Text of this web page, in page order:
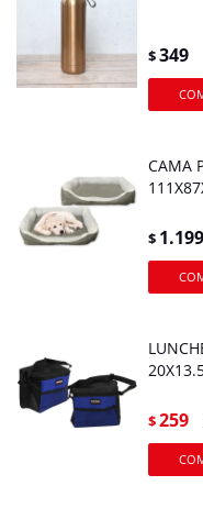
$349
CAMA
$ 1.199
$259